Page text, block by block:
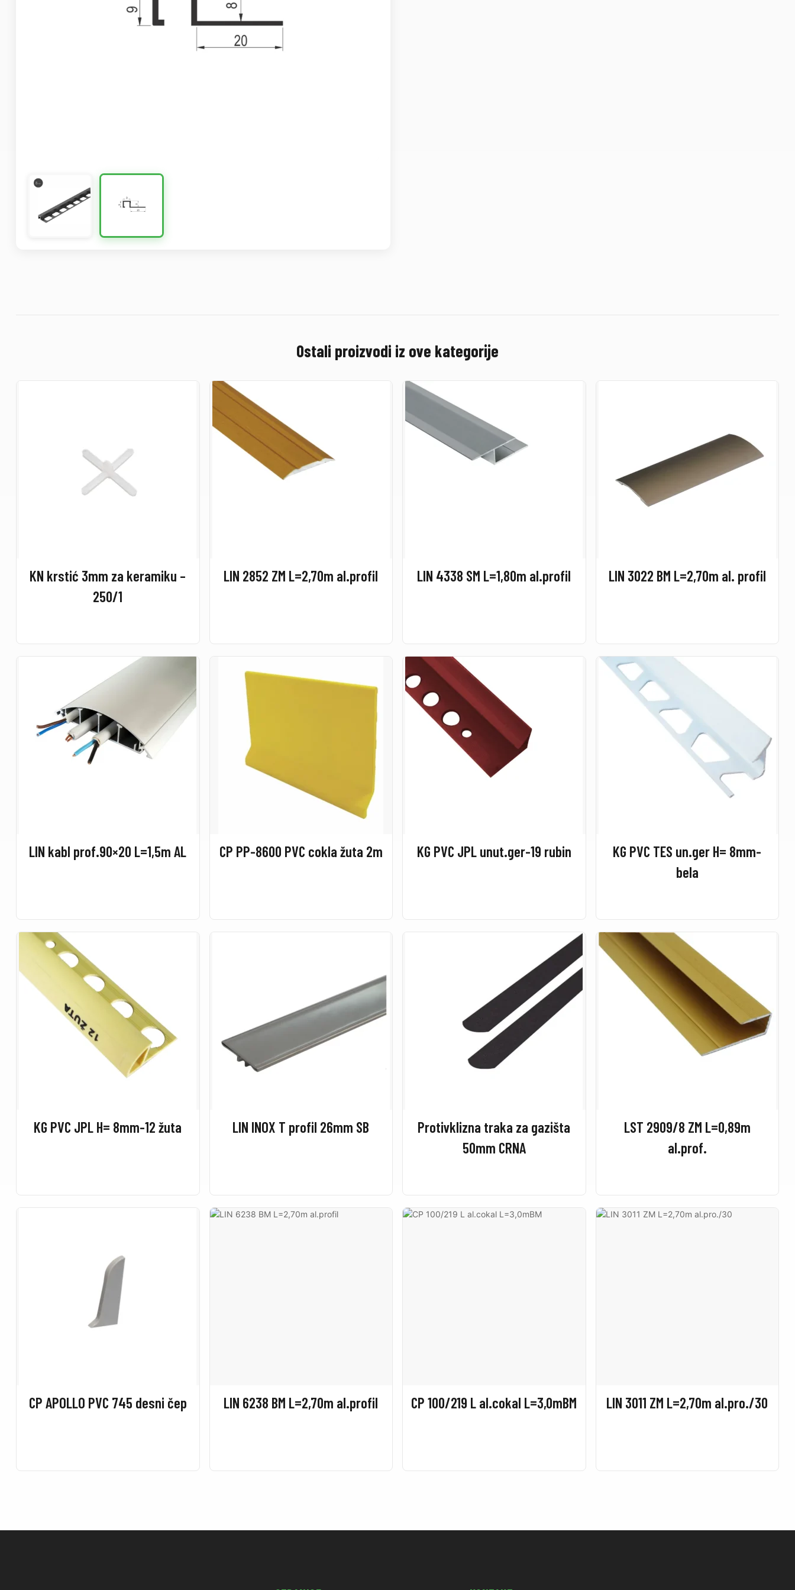
Ostali proizvodi iz ove kategorije
KN krstić 3mm za keramiku –
250/1
LIN 2852 ZM L=2,70m al.profil LIN 4338 SM L=1,80m al.profil LIN 3022 BM L=2,70m al. profil
LIN kabl prof.90×20 L=1,5m AL CP PP-8600 PVC cokla žuta 2m KG PVC JPL unut.ger-19 rubin
KG PVC TES un.ger H= 8mm-
bela
KG PVC JPL H= 8mm-12 žuta LIN INOX T profil 26mm SB
Protivklizna traka za gazišta
50mm CRNA
LST 2909/8 ZM L=0,89m
al.prof.
CP APOLLO PVC 745 desni čep LIN 6238 BM L=2,70m al.profil CP 100/219 L al.cokal L=3,0mBM LIN 3011 ZM L=2,70m al.pro./30